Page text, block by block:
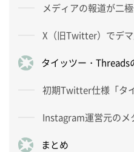
メディアの報道が二
X（旧Twitter）でデ
タイッツー・
初期Twitter仕様「タ
Instagram運営元のメ
まとめ